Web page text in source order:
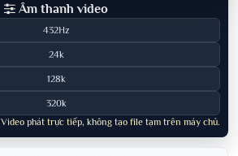
Âm thanh video
432Hz
24k
128k
320k
Video phát trực tiếp, không tạo file tạm trên máy chủ.